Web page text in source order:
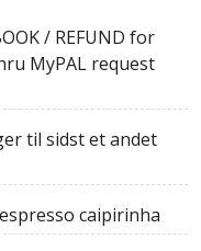
/ REFUND for
MyPAL request
til sidst et andet
caipirinha